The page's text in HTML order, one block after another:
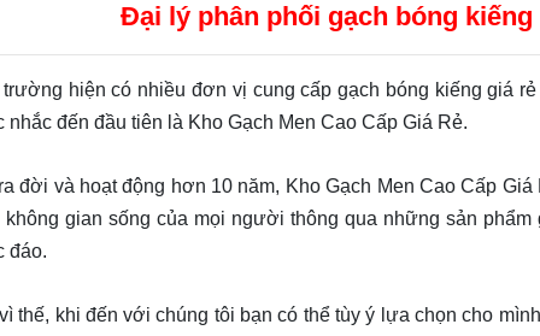
Đại lý phân phối gạch bóng
hiện có nhiều đơn vị cung cấp gạch bóng kiếng giá
đến đầu tiên là Kho Gạch Men Cao Cấp Giá Rẻ.
và hoạt động hơn 10 năm, Kho Gạch Men Cao Cấp Giá
gian sống của mọi người thông qua những sản
đáo.
khi đến với chúng tôi bạn có thể tùy ý lựa chọn cho